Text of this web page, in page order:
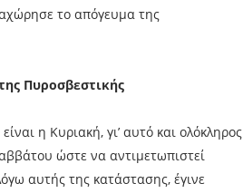
το απόγευμα της
Πυροσβεστικής
η Κυριακή, γι’ αυτό και ολόκληρος
ώστε να αντιμετωπιστεί
αυτής της κατάστασης, έγινε